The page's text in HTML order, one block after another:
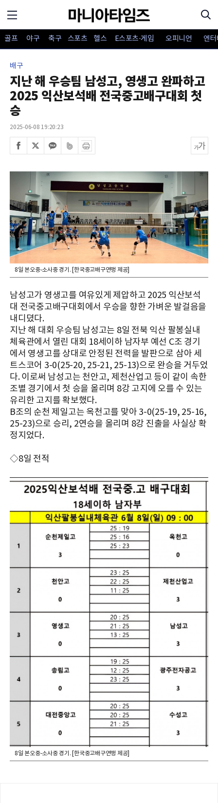
골프 야구 축구 스포츠 헬스 E스포츠·게임 오피니언 엔
배구
지난 해 우승팀 남성고, 영생고 완파하고
2025 익산보석배 전국중고배구대회 첫
승
2025-06-08 19:20:23
8일 본오중-소사중 경기. [한국중고배구연맹 제공]
남성고가 영생고를 여유있게 제압하고 2025 익산보석
대 전국중고배구대회에서 우승을 향한 가벼운 발걸음을
내디뎠다.
지난 해 대회 우승팀 남성고는 8일 전북 익산 팔봉실내
체육관에서 열린 대회 18세이하 남자부 예선 C조 경기
에서 영생고를 상대로 안정된 전력을 발판으로 삼아 세
트스코어 3-0(25-20, 25-21, 25-13)으로 완승을 거두었
다. 이로써 남성고는 천안고, 제천산업고 등이 같이 속한
조별 경기에서 첫 승을 올리며 8강 고지에 오를 수 있는
유리한 고지를 확보했다.
B조의 순천 제일고는 옥천고를 맞아 3-0(25-19, 25-16,
25-23)으로 승리, 2연승을 올리며 8강 진출을 사실상 확
정지었다.
◇8일 전적
8일 본오중-소사중 경기. [한국중고배구연맹 제공]